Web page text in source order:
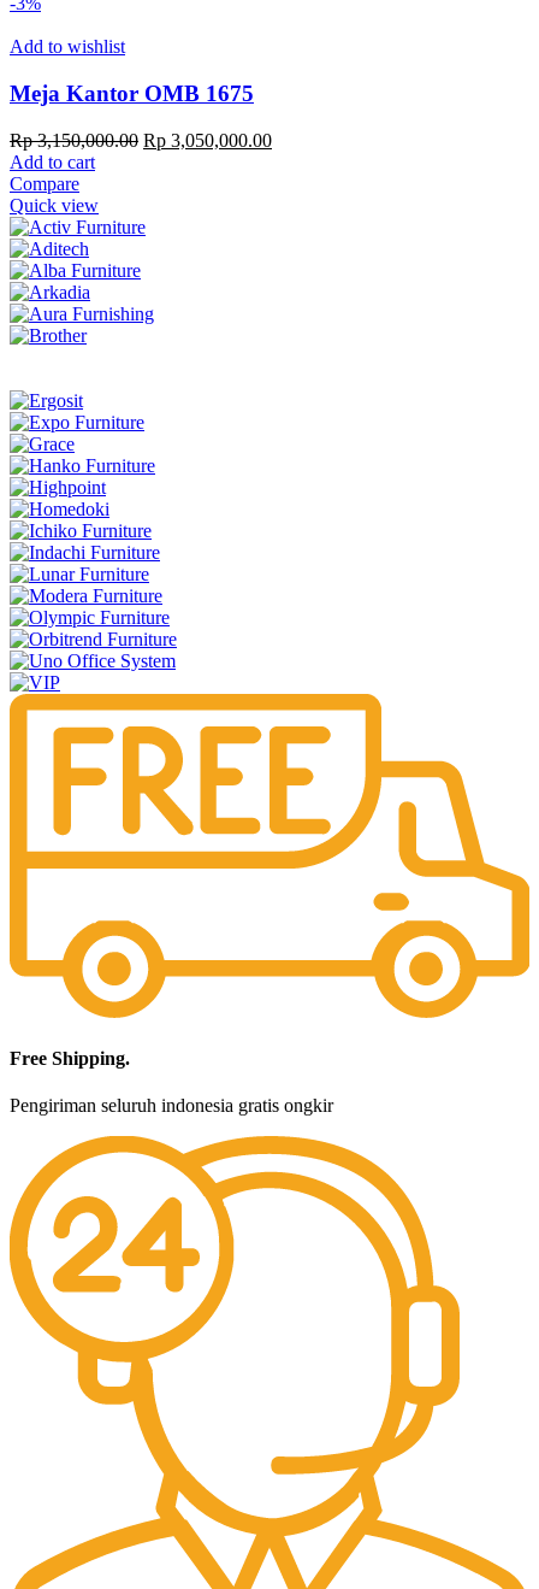
Add to wishlist
Meja Kantor OMB 1675
Rp3,150,000.00 Original
Rp 3,050,000.00Current
Add to cart
Compare
Quick view
Free Shipping.
Pengiriman seluruh indonesia gratis ongkir